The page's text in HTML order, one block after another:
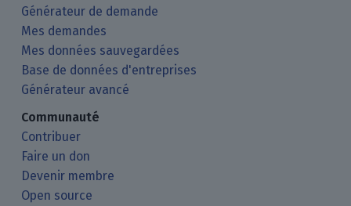
Générateur de demande
Mes demandes
Mes données sauvegardées
Base de données d'entreprises
Générateur avancé
Communauté
Contribuer
Faire un don
Devenir membre
Open source